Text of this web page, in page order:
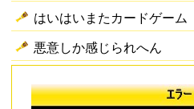
はいはいまたカードゲーム
悪意しか感じられへん